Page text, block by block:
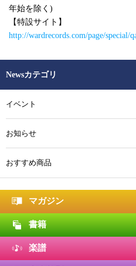
年始を除く )
【特設サイト】
http://wardrecords.com/page/special/
Newsカテゴリ
イベント
お知らせ
おすすめ商品
マガジン
書籍
楽譜